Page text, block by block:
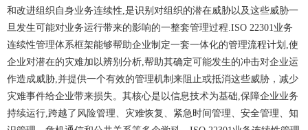
和改进组织自身业务连续性,是识别对组织的潜在威胁以及这些威胁一
旦发生可能对业务运行带来的影响的一整套管理过程.ISO 22301业务
连续性管理体系框架能够帮助企业制定一套一体化的管理流程计划,使
企业对潜在的灾难加以辨别分析,帮助其确定可能发生的冲击对企业运
作造成威胁,并提供一个有效的管理机制来阻止或抵消这些威胁，减少
灾难事件给企业带来损失。其核心是以信息技术为基础,保障企业业务
持续运行,跨越了风险管理、灾难恢复、紧急时间管理、安全管理、知